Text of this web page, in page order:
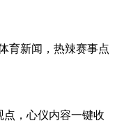
育新闻，热辣赛事点
点，心仪内容一键收